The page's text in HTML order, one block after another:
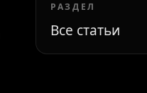
РАЗДЕЛ
Все статьи